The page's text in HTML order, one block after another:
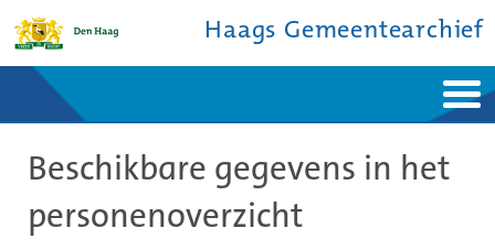
Haags Gemeentearchief
Ontdek de stad
De studiezaal
Bronnen en collecties
Contact
Beschikbare gegevens in het
personenoverzicht